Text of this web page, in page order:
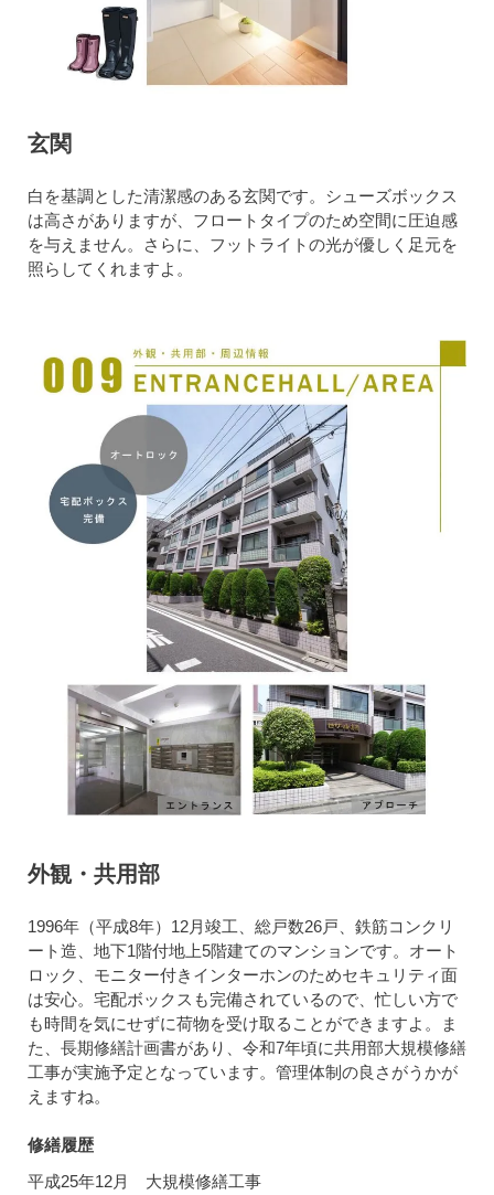
玄関
白を基調とした清潔感のある玄関です。シューズボックス
は高さがありますが、フロートタイプのため空間に圧迫感
を与えません。さらに、フットライトの光が優しく足元を
照らしてくれますよ。
外観・共用部
1996年（平成8年）12月竣工、総戸数26戸、鉄筋コンクリ
ート造、地下1階付地上5階建てのマンションです。オート
ロック、モニター付きインターホンのためセキュリティ面
は安心。宅配ボックスも完備されているので、忙しい方で
も時間を気にせずに荷物を受け取ることができますよ。ま
た、長期修繕計画書があり、令和7年頃に共用部大規模修繕
工事が実施予定となっています。管理体制の良さがうかが
えますね。
修繕履歴
平成25年12月 大規模修繕工事